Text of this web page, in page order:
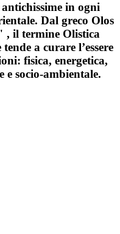
in ogni
Dal greco Olos
, il termine Olistica
a curare l’essere
fisica, energetica,
e socio-ambientale.